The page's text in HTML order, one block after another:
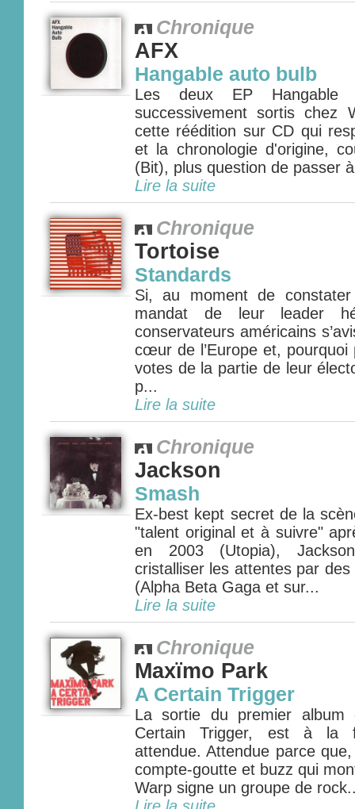
Chronique
AFX
Hangable auto bulb
Les deux EP Hangable
successivement sortis chez
cette réédition sur CD qui
et la chronologie d'origine,
(Bit), plus question de passer
Lire la suite
Chronique
Tortoise
Standards
Si, au moment de
mandat de leur leader
conservateurs américains
cœur de l’Europe et,
votes de la partie de leur
p...
Lire la suite
Chronique
Jackson
Smash
Ex-best kept secret de la
"talent original et à suivre"
en 2003 (Utopia),
cristalliser les attentes par
(Alpha Beta Gaga et sur...
Lire la suite
Chronique
Maxïmo Park
A Certain Trigger
La sortie du premier
Certain Trigger, est à la
attendue. Attendue parce
compte-goutte et buzz qui
Warp signe un groupe de